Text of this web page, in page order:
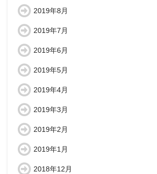
2019年8月
2019年7月
2019年6月
2019年5月
2019年4月
2019年3月
2019年2月
2019年1月
2018年12月